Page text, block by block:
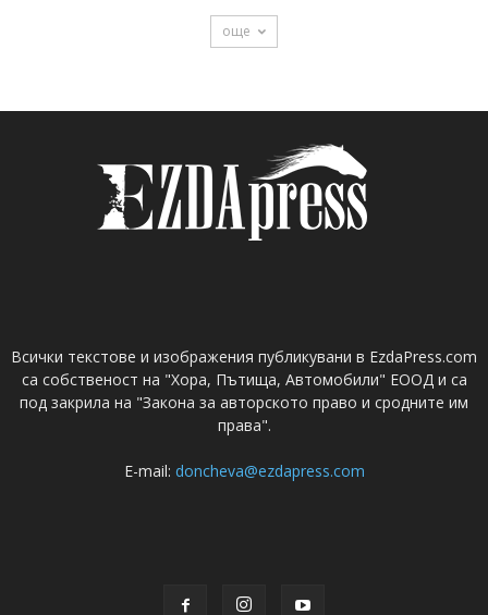
още
Всички текстове и изображения публикувани в EzdaPress.com
са собственост на "Хора, Пътища, Автомобили" ЕООД и са
под закрила на "Закона за авторското право и сродните им
права".
E-mail: doncheva@ezdapress.com